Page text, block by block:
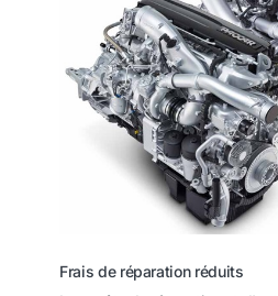
Frais de réparation réduits